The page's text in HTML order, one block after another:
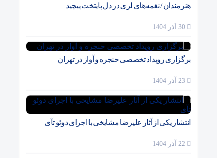
هنرمندان / نغمه‌های لری در دل پایتخت پیچید
برگزاری رویداد تخصصی حنجره و آواز در تهران
انتشار یکی از آثار علیرضا مشایخی با اجرای دوئو تآی